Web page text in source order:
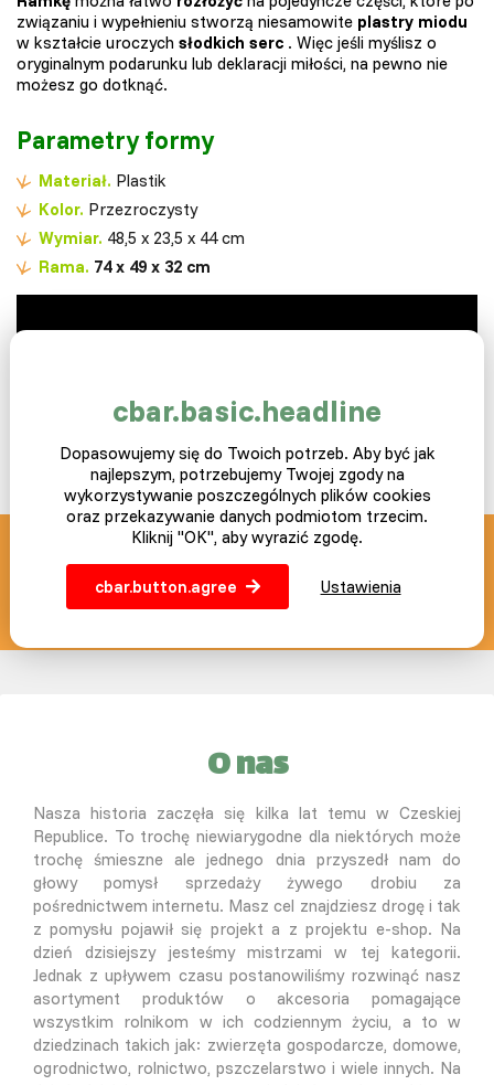
związaniu i wypełnieniu stworzą niesamowite plastry miodu
w kształcie uroczych słodkich serc . Więc jeśli myślisz o
oryginalnym podarunku lub deklaracji miłości, na pewno nie
możesz go dotknąć.
Parametry formy
Materiał. Plastik
Kolor. Przezroczysty
Wymiar. 48,5 x 23,5 x 44 cm
Rama. 74 x 49 x 32 cm
SLEPICAR blog z pasją
info@slepicar.pl
O nas
Nasza historia zaczęła się kilka lat temu w Czeskiej
Republice. To trochę niewiarygodne dla niektórych może
trochę śmieszne ale jednego dnia przyszedł nam do
głowy pomysł sprzedaży żywego drobiu za
pośrednictwem internetu. Masz cel znajdziesz drogę i tak
z pomysłu pojawił się projekt a z projektu e-shop. Na
dzień dzisiejszy jesteśmy mistrzami w tej kategorii.
Jednak z upływem czasu postanowiliśmy rozwinąć nasz
asortyment produktów o akcesoria pomagające
wszystkim rolnikom w ich codziennym życiu, a to w
dziedzinach takich jak: zwierzęta gospodarcze, domowe,
ogrodnictwo, rolnictwo, pszczelarstwo i wiele innych. Na
cbar.basic.headline
Dopasowujemy się do Twoich potrzeb. Aby być jak
najlepszym, potrzebujemy Twojej zgody na
wykorzystywanie poszczególnych plików cookies
oraz przekazywanie danych podmiotom trzecim.
Kliknij "OK", aby wyrazić zgodę.
cbar.button.agree Ustawienia